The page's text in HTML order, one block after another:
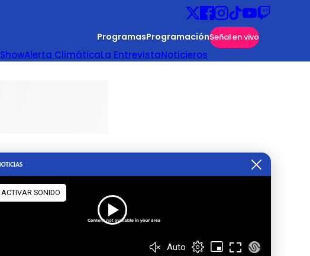
ProgramasProgramaciónSeñal en vivo
ShowAlerta ClimáticaLa EntrevistaNoticieros